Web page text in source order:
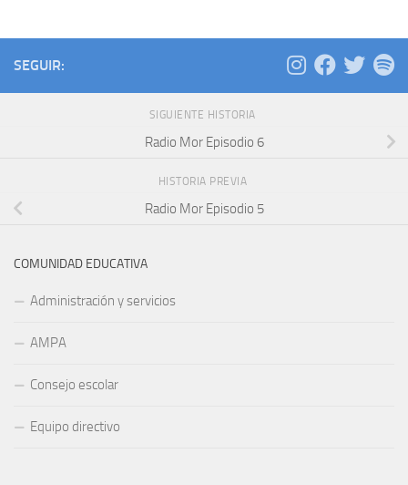
SEGUIR:
SIGUIENTE HISTORIA
Radio Mor Episodio 6
HISTORIA PREVIA
Radio Mor Episodio 5
COMUNIDAD EDUCATIVA
Administración y servicios
AMPA
Consejo escolar
Equipo directivo